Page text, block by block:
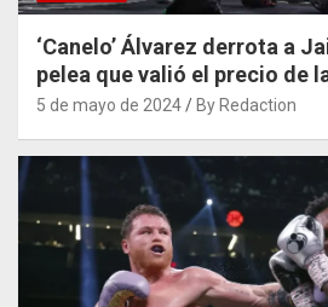
‘Canelo’ Álvarez derrota a
pelea que valió el precio de
5 de mayo de 2024 By Redaction